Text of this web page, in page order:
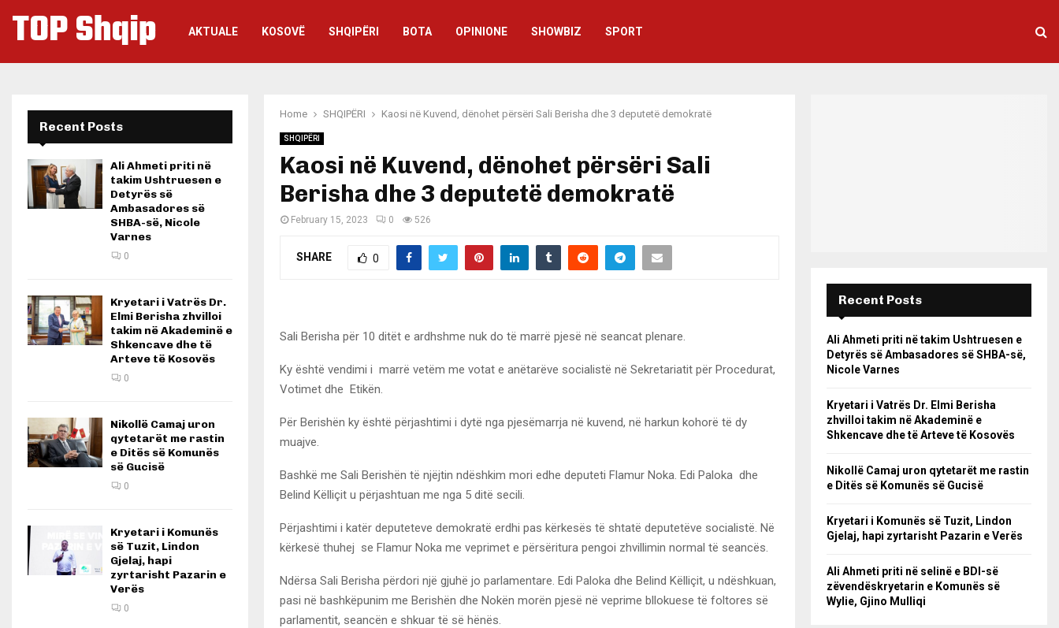
TOP Shqip AKTUALE KOSOVË SHQIPËRI BOTA OPINIONE SHOWBIZ SPORT
Home SHQIPËRI Kaosi në Kuvend, dënohet përsëri Sali Berisha dhe 3 deputetë demokratë
SHQIPËRI
Kaosi në Kuvend, dënohet përsëri Sali
Berisha dhe 3 deputetë demokratë
February 15, 2023 0 526
SHARE 0
Sali Berisha për 10 ditët e ardhshme nuk do të marrë pjesë në seancat plenare.
Ky është vendimi i marrë vetëm me votat e anëtarëve socialistë në Sekretariatit për Procedurat,
Votimet dhe Etikën.
Për Berishën ky është përjashtimi i dytë nga pjesëmarrja në kuvend, në harkun kohorë të dy
muajve.
Bashkë me Sali Berishën të njëjtin ndëshkim mori edhe deputeti Flamur Noka. Edi Paloka dhe
Belind Këlliçit u përjashtuan me nga 5 ditë secili.
Përjashtimi i katër deputeteve demokratë erdhi pas kërkesës të shtatë deputetëve socialistë. Në
kërkesë thuhej se Flamur Noka me veprimet e përsëritura pengoi zhvillimin normal të seancës.
Ndërsa Sali Berisha përdori një gjuhë jo parlamentare. Edi Paloka dhe Belind Këlliçit, u ndëshkuan,
pasi në bashkëpunim me Berishën dhe Nokën morën pjesë në veprime bllokuese të foltores së
parlamentit, seancën e shkuar të së hënës.
Recent Posts
Ali Ahmeti priti në
takim Ushtruesen e
Detyrës së
Ambasadores së
SHBA-së, Nicole
Varnes
0
Kryetari i Vatrës Dr.
Elmi Berisha zhvilloi
takim në Akademinë e
Shkencave dhe të
Arteve të Kosovës
0
Nikollë Camaj uron
qytetarët me rastin
e Ditës së Komunës
së Gucisë
0
Kryetari i Komunës
së Tuzit, Lindon
Gjelaj, hapi
zyrtarisht Pazarin e
Verës
0
Recent Posts
Ali Ahmeti priti në takim Ushtruesen e
Detyrës së Ambasadores së SHBA-së,
Nicole Varnes
Kryetari i Vatrës Dr. Elmi Berisha
zhvilloi takim në Akademinë e
Shkencave dhe të Arteve të Kosovës
Nikollë Camaj uron qytetarët me rastin
e Ditës së Komunës së Gucisë
Kryetari i Komunës së Tuzit, Lindon
Gjelaj, hapi zyrtarisht Pazarin e Verës
Ali Ahmeti priti në selinë e BDI-së
zëvendëskryetarin e Komunës së
Wylie, Gjino Mulliqi